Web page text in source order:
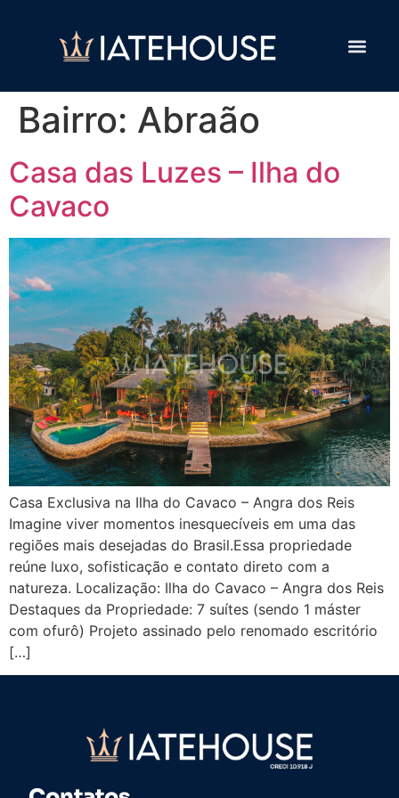
Bairro: Abraão
Casa das Luzes – Ilha do
Cavaco
Casa Exclusiva na Ilha do Cavaco – Angra dos Reis
Imagine viver momentos inesquecíveis em uma das
regiões mais desejadas do Brasil.Essa propriedade
reúne luxo, sofisticação e contato direto com a
natureza. Localização: Ilha do Cavaco – Angra dos Reis
Destaques da Propriedade: 7 suítes (sendo 1 máster
com ofurô) Projeto assinado pelo renomado escritório
[…]